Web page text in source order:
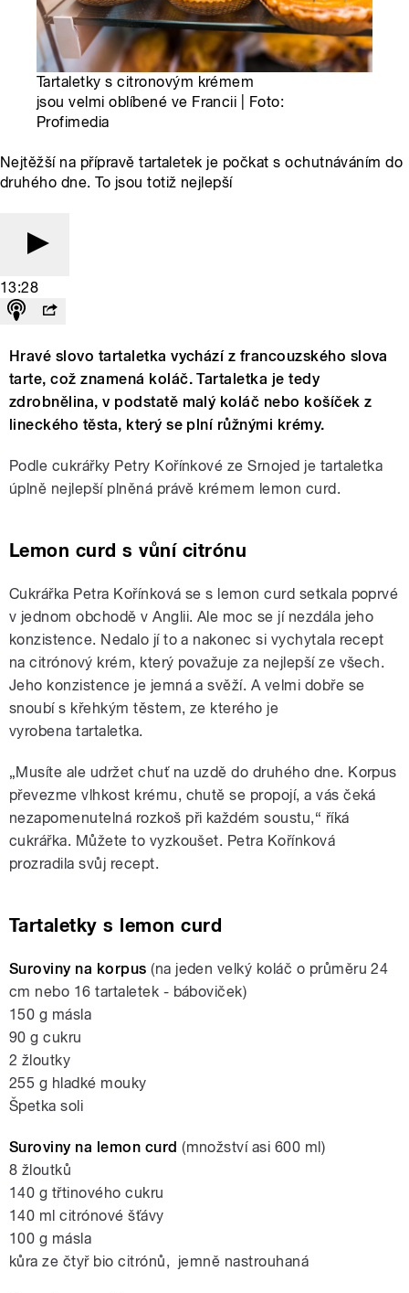
Tartaletky s citronovým krémem
jsou velmi oblíbené ve Francii | Foto:
Profimedia
Nejtěžší na přípravě tartaletek je počkat s ochutnáváním do
druhého dne. To jsou totiž nejlepší
13:28
Hravé slovo tartaletka vychází z francouzského slova
tarte, což znamená koláč. Tartaletka je tedy
zdrobnělina, v podstatě malý koláč nebo košíček z
lineckého těsta, který se plní růžnými krémy.
Podle cukrářky Petry Kořínkové ze Srnojed je tartaletka
úplně nejlepší plněná právě krémem lemon curd.
Lemon curd s vůní citrónu
Cukrářka Petra Kořínková se s lemon curd setkala poprvé
v jednom obchodě v Anglii. Ale moc se jí nezdála jeho
konzistence. Nedalo jí to a nakonec si vychytala recept
na citrónový krém, který považuje za nejlepší ze všech.
Jeho konzistence je jemná a svěží. A velmi dobře se
snoubí s křehkým těstem, ze kterého je
vyrobena tartaletka.
„Musíte ale udržet chuť na uzdě do druhého dne. Korpus
převezme vlhkost krému, chutě se propojí, a vás čeká
nezapomenutelná rozkoš při každém soustu,“ říká
cukrářka. Můžete to vyzkoušet. Petra Kořínková
prozradila svůj recept.
Tartaletky s lemon curd
Suroviny na korpus (na jeden velký koláč o průměru 24
cm nebo 16 tartaletek - báboviček)
150 g másla
90 g cukru
2 žloutky
255 g hladké mouky
Špetka soli
Suroviny na lemon curd (množství asi 600 ml)
8 žloutků
140 g třtinového cukru
140 ml citrónové šťávy
100 g másla
kůra ze čtyř bio citrónů, jemně nastrouhaná